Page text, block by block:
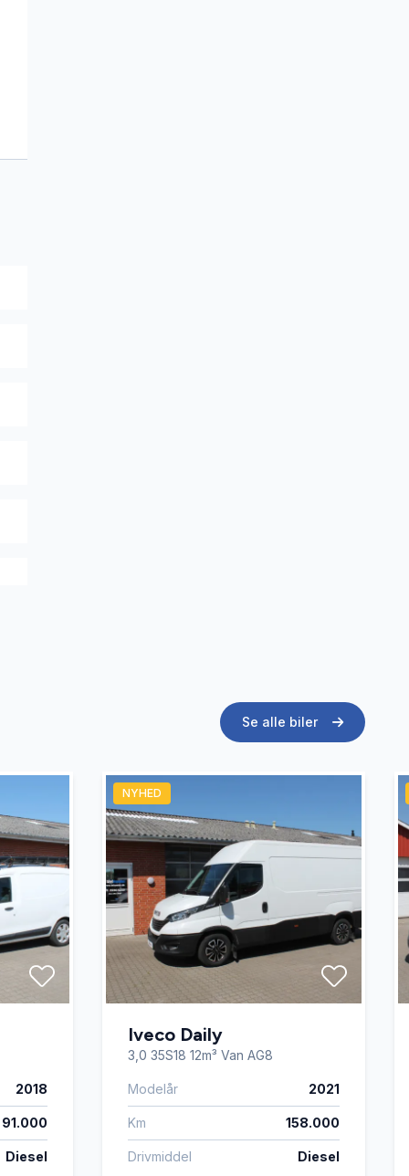
Se alle biler
2018
91.000
Diesel
NYHED
Iveco Daily
3,0 35S18 12m³ Van AG8
Modelår 2021
Km 158.000
Drivmiddel Diesel